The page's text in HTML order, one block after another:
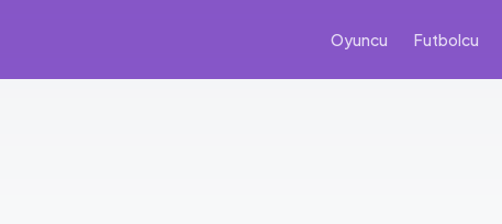
Oyuncu Futbolcu